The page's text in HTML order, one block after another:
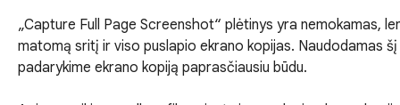
„Capture Full Page Screenshot“ plėtinys yra nemokamas,
matomą sritį ir viso puslapio ekrano kopijas. Naudodamas
padarykime ekrano kopiją paprasčiausiu būdu.